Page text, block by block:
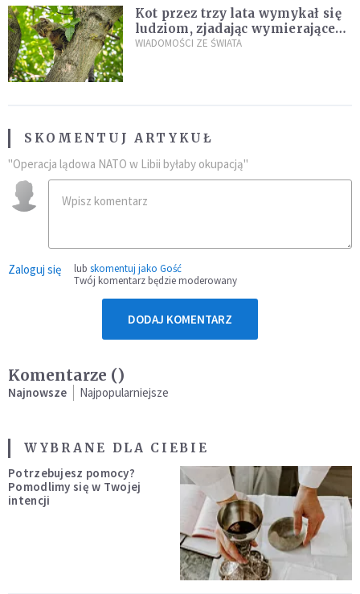
Kot przez trzy lata wymykał się
ludziom, zjadając wymierające
kaczki. W końcu popełnił
WIADOMOŚCI ZE ŚWIATA
SKOMENTUJ ARTYKUŁ
"Operacja lądowa NATO w Libii byłaby okupacją"
Zaloguj się lub skomentuj jako Gość
Twój komentarz będzie moderowany
DODAJ KOMENTARZ
Komentarze ()
Najnowsze Najpopularniejsze
WYBRANE DLA CIEBIE
Potrzebujesz pomocy?
Pomodlimy się w Twojej
intencji